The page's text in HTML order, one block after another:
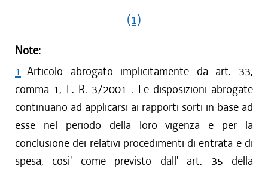
(1)
Note:
1 Articolo abrogato implicitamente da art. 33,
comma 1, L. R. 3/2001 . Le disposizioni abrogate
continuano ad applicarsi ai rapporti sorti in base ad
esse nel periodo della loro vigenza e per la
conclusione dei relativi procedimenti di entrata e di
spesa, cosi' come previsto dall' art. 35 della